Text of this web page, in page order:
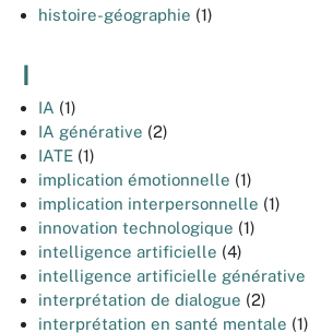
histoire-géographie (1)
I
IA (1)
IA générative (2)
IATE (1)
implication émotionnelle (1)
implication interpersonnelle (1)
innovation technologique (1)
intelligence artificielle (4)
intelligence artificielle générative
interprétation de dialogue (2)
interprétation en santé mentale (1)